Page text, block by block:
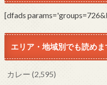
[dfads
エリア・地域別でも読めま
カレー (2,595)